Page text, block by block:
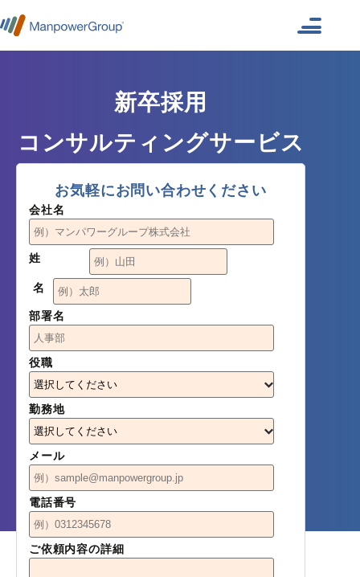
サービストップ
新卒採用
事務・業務代行サービス
採用コンサルティング
高専採用支援
中途採用
事務・業務代行サービス
採用コンサルティング
パート・アルバイト
事務・業務代行サービス
採用コンサルティング
事例・実績
会社概要
採用コラム
新卒採用
コンサルティングサービス
お気軽にお問い合わせください
会社名
姓
名
部署名
役職
勤務地
メール
電話番号
ご依頼内容の詳細